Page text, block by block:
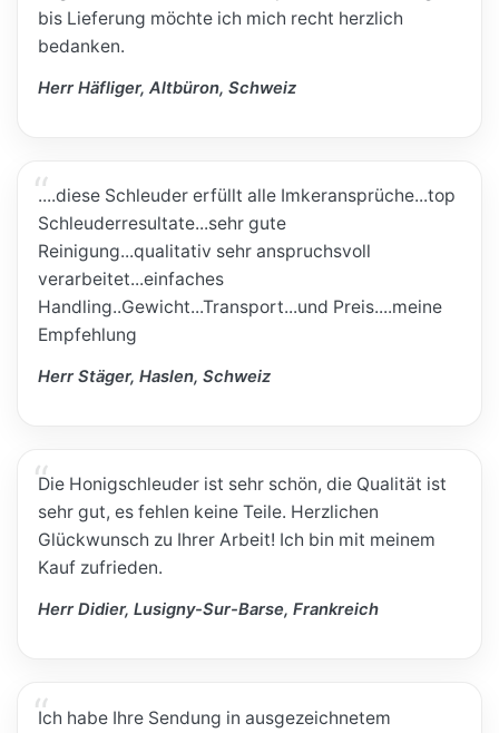
bis Lieferung möchte ich mich recht herzlich
bedanken.
Herr Häfliger, Altbüron, Schweiz
....diese Schleuder erfüllt alle Imkeransprüche...top
Schleuderresultate...sehr gute
Reinigung...qualitativ sehr anspruchsvoll
verarbeitet...einfaches
Handling..Gewicht...Transport...und Preis....meine
Empfehlung
Herr Stäger, Haslen, Schweiz
Die Honigschleuder ist sehr schön, die Qualität ist
sehr gut, es fehlen keine Teile. Herzlichen
Glückwunsch zu Ihrer Arbeit! Ich bin mit meinem
Kauf zufrieden.
Herr Didier, Lusigny-Sur-Barse, Frankreich
Ich habe Ihre Sendung in ausgezeichnetem